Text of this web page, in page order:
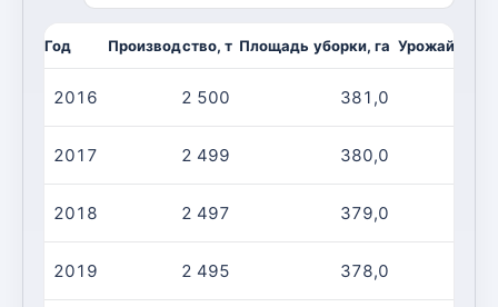
Год Производство, т Площадь уборки, га
2016 2 500 381,0
2017 2 499 380,0
2018 2 497 379,0
2019 2 495 378,0